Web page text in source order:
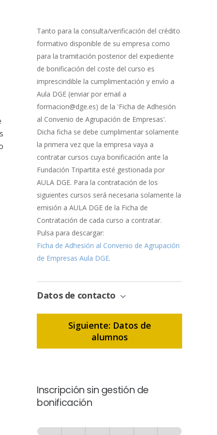
de
Bonificación
Tanto para la consulta/verificación del crédito
formativo disponible de su empresa como
para la tramitación posterior del expediente
de bonificación del coste del curso es
imprescindible la cumplimentación y envío a
Aula DGE (enviar por email a
formacion@dge.es) de la 'Ficha de Adhesión
al Convenio de Agrupación de Empresas'.
Dicha ficha se debe cumplimentar solamente
la primera vez que la empresa vaya a
contratar cursos cuya bonificación ante la
Fundación Tripartita esté gestionada por
AULA DGE. Para la contratación de los
siguientes cursos será necesaria solamente la
emisión a AULA DGE de la Ficha de
Contratación de cada curso a contratar.
Pulsa para descargar:
Ficha de Adhesión al Convenio de Agrupación
de Empresas Aula DGE.
Datos de contacto
Siguiente: Datos de
alumnos
Inscripción sin gestión de
bonificación